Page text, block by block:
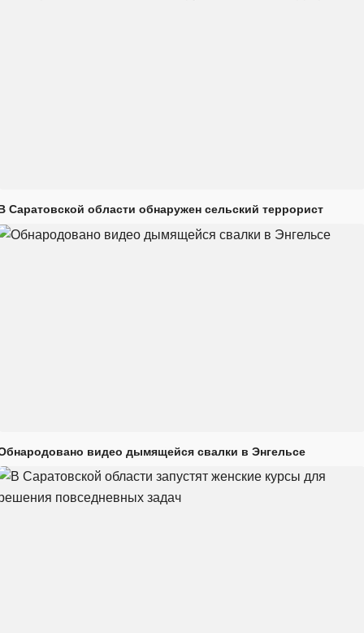
Саратовской области обнаружен сельский террорист
видео дымящейся свалки в Энгельсе